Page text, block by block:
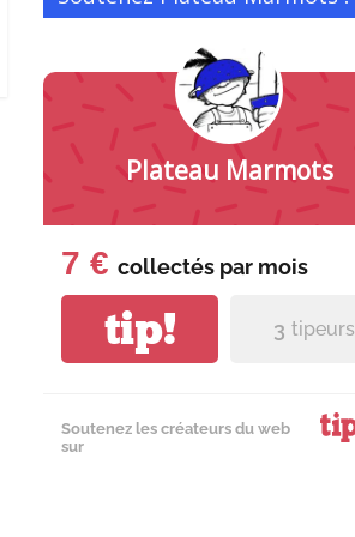
Plateau Marmots
7 € collectés par mois
tip! 3 tipeurs
Soutenez les créateurs du web
sur